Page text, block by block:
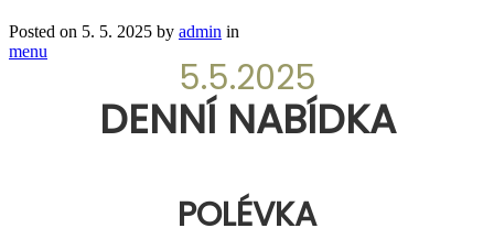
Posted on 5. 5. 2025 by admin in
menu
5.5.2025
DENNÍ NABÍDKA
POLÉVKA